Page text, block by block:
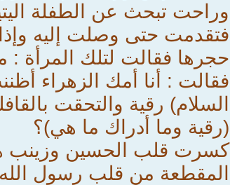
وراحت تبحث عن الطفلة
فتقدمت حتى وصلت إليه
حجرها فقالت لتلك المرأة :
فقالت : أنا أمك الزهراء
السلام) رقية والتحقت
(رقية وما أدراك ما هي)؟
كسرت قلب الحسين وزينب
المقطعة من قلب رسول